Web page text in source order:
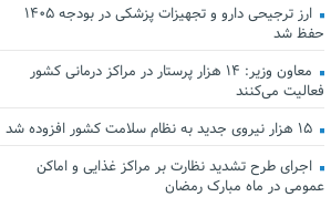
ارز ترجیحی دارو و تجهیزات پزشکی در بودجه ۱۴۰۵
حفظ شد
معاون وزیر: ۱۴ هزار پرستار در مراکز درمانی کشور
فعالیت می‌کنند
۱۵ هزار نیروی جدید به نظام سلامت کشور افزوده شد
اجرای طرح تشدید نظارت بر مراکز غذایی و اماکن
عمومی در ماه مبارک رمضان